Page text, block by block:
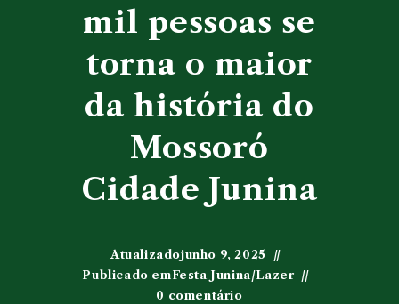
mil pessoas se
torna o maior
da história do
Mossoró
Cidade Junina
Atualizadojunho 9, 2025
Publicado emFesta Junina/Lazer
0 comentário